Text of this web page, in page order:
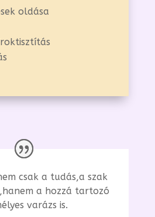
oldása
csak a tudás,a szak
a hozzá tartozó
varázs is.